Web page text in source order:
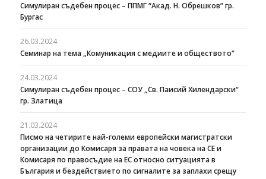
Симулиран съдебен процес – ППМГ “Акад. Н. Обрешков” гр.
Бургас
26.03.2024
Семинар на тема „Комуникация с медиите и обществото“
24.03.2024
Симулиран съдебен процес – СОУ „Св. Паисий Хилендарски“
гр. Златица
21.03.2024
Писмо на четирите най-големи европейски магистратски
организации до Комисаря за правата на човека на СЕ и
Комисаря по правосъдие на ЕС относно ситуацията в
България и бездействието по сигналите за заплахи срещу